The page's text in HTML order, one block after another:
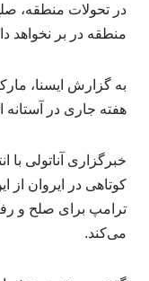
در تحولات منطقه،
منطقه در بر نخواهد
به گزارش ایسنا،
هفته جاری در آستانه
خبرگزاری آناتولی
کوتاهی در ایروان از
ترامپ برای صلح و
می‌کند.